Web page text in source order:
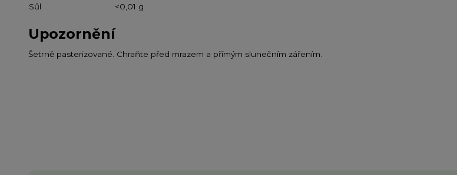
Sůl
<0,01 g
Upozornění
Šetrně pasterizované. Chraňte před mrazem a přímým slunečním zářením.